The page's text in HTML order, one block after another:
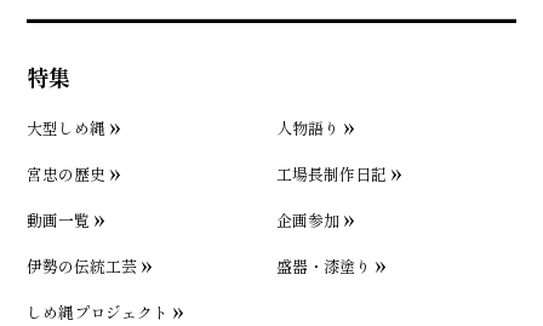
特集
大型しめ縄
人物語り
宮忠の歴史
工場長制作日記
動画一覧
企画参加
伊勢の伝統工芸
盛器・漆塗り
しめ縄プロジェクト